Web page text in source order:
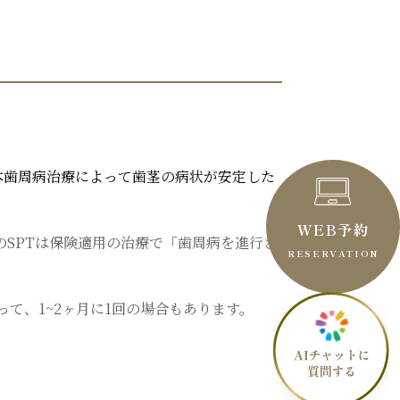
WEB予約
RESERVATION
周病治療によって歯茎の病状が安定した
は保険適用の治療で「歯周病を進行さ
、1~2ヶ月に1回の場合もあります。